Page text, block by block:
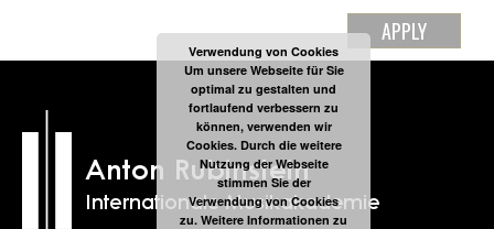
APPLY
Verwendung von Cookies
Um unsere Webseite für Sie
optimal zu gestalten und
fortlaufend verbessern zu
können, verwenden wir
Cookies. Durch die weitere
Nutzung der Webseite
stimmen Sie der
Verwendung von Cookies
zu. Weitere Informationen zu